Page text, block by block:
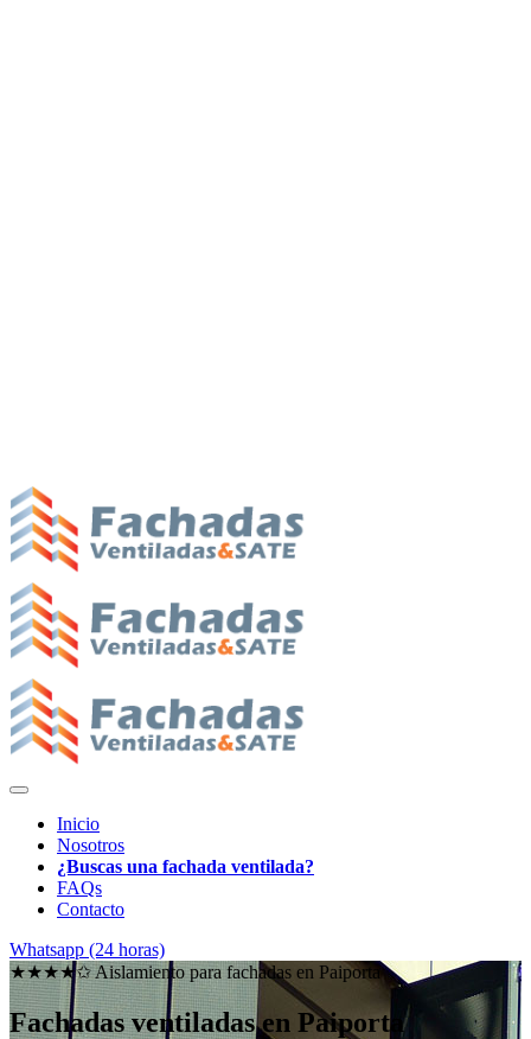
Inicio
Nosotros
¿Buscas una fachada ventilada?
FAQs
Contacto
Whatsapp (24 horas)
★★★★✩ Aislamiento para fachadas en Paiporta
Fachadas ventiladas en Paiporta